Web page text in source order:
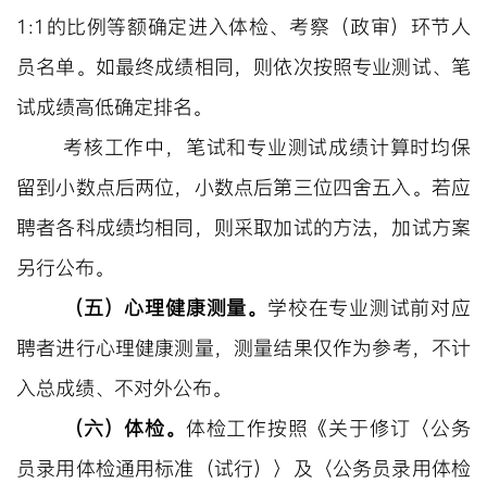
1:1的比例等额确定进入体检、考察（政审）环节人
员名单。如最终成绩相同，则依次按照专业测试、笔
试成绩高低确定排名。
考核工作中，笔试和专业测试成绩计算时均保
留到小数点后两位，小数点后第三位四舍五入。 若应
聘者各科成绩均相同，则采取加试的方法，加试方案
另行公布。
（五）心理健康测量。 学校在专业测试前对应
聘者进行心理健康测量， 测量结果仅作为参考，不计
入总成绩、不对外公布。
（六）体检。 体检工作按照《关于修订〈公务
员录用体检通用标准（试行）〉及〈公务员录用体检